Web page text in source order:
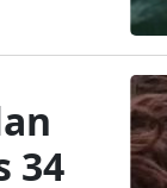
34